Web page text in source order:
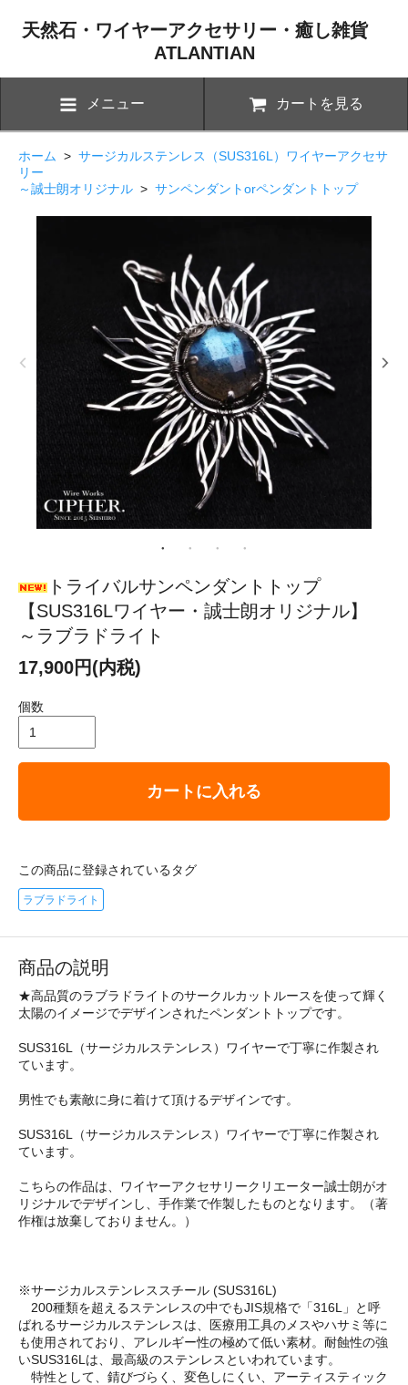
天然石・ワイヤーアクセサリー・癒し雑貨
ATLANTIAN
メニュー カートを見る
ホーム > サージカルステンレス（SUS316L）ワイヤーアクセサ
リー
～誠士朗オリジナル > サンペンダントorペンダントトップ
トライバルサンペンダントトップ
【SUS316Lワイヤー・誠士朗オリジナル】
～ラブラドライト
17,900円(内税)
個数
カートに入れる
この商品に登録されているタグ
ラブラドライト
商品の説明
★高品質のラブラドライトのサークルカットルースを使って輝く
太陽のイメージでデザインされたペンダントトップです。
SUS316L（サージカルステンレス）ワイヤーで丁寧に作製され
ています。
男性でも素敵に身に着けて頂けるデザインです。
SUS316L（サージカルステンレス）ワイヤーで丁寧に作製され
ています。
こちらの作品は、ワイヤーアクセサリークリエーター誠士朗がオ
リジナルでデザインし、手作業で作製したものとなります。（著
作権は放棄しておりません。）
※サージカルステンレススチール (SUS316L)
200種類を超えるステンレスの中でもJIS規格で「316L」と呼
ばれるサージカルステンレスは、医療用工具のメスやハサミ等に
も使用されており、アレルギー性の極めて低い素材。耐蝕性の強
いSUS316Lは、最高級のステンレスといわれています。
特性として、錆びづらく、変色しにくい、アーティスティック